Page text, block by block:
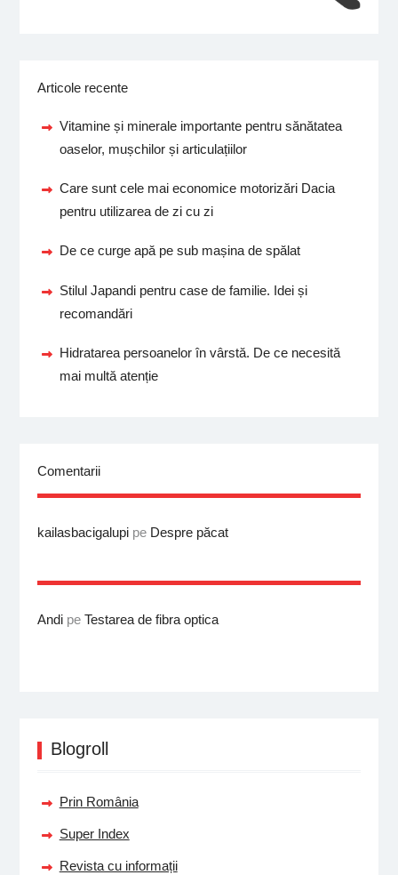
Articole recente
Vitamine și minerale importante pentru sănătatea
oaselor, mușchilor și articulațiilor
Care sunt cele mai economice motorizări Dacia
pentru utilizarea de zi cu zi
De ce curge apă pe sub mașina de spălat
Stilul Japandi pentru case de familie. Idei și
recomandări
Hidratarea persoanelor în vârstă. De ce necesită
mai multă atenție
Comentarii
kailasbacigalupipe Despre păcat
Andipe Testarea de fibra optica
Blogroll
Prin România
Super Index
Revista cu informații